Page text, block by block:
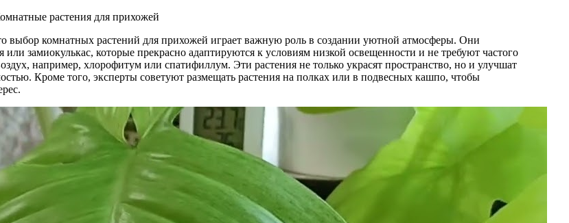
выбор комнатных растений для прихожей играет важную роль в создании уютной атмосферы. Они
замиокулькас, которые прекрасно адаптируются к условиям низкой освещенности и не требуют частого
например, хлорофитум или спатифиллум. Эти растения не только украсят пространство, но и улучшат
Кроме того, эксперты советуют размещать растения на полках или в подвесных кашпо, чтобы